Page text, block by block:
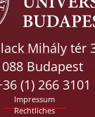
Mihály tér
Budapest
(1) 266 3101
Impressum
Rechtliches